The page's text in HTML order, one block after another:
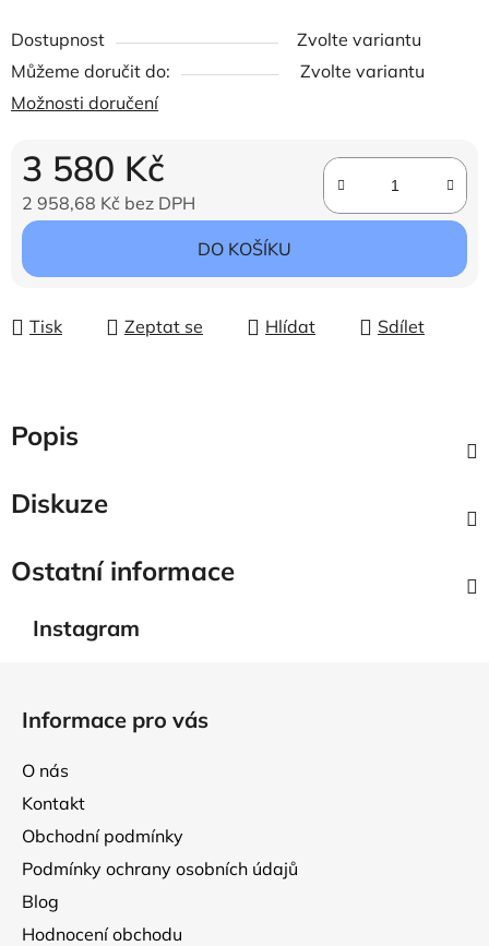
Dostupnost
Zvolte variantu
Můžeme doručit do:
Zvolte variantu
Možnosti doručení
3 580 Kč
2 958,68 Kč bez DPH
Měrná cena:
DO KOŠÍKU
Tisk Zeptat se Hlídat Sdílet
Popis
Diskuze
Ostatní informace
Instagram
Informace pro vás
O nás
Kontakt
Obchodní podmínky
Podmínky ochrany osobních údajů
Blog
Hodnocení obchodu